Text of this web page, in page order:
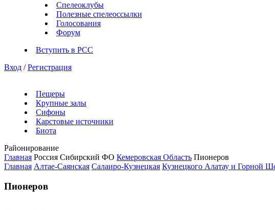
Спелеоклубы
Полезные спелеоссылки
Голосования
Форум
Вступить в РСС
Вход / Регистрация
Пещеры
Крупные залы
Сифоны
Карстовые источники
Биота
Районирование
Главная Россия Сибирский ФО Кемеровская Область Пионеров
Главная Алтае-Саянская Салаиро-Кузнецкая Кузнецкого Алатау и Горной
Пионеров